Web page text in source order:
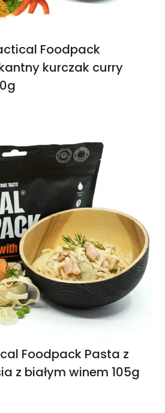
Foodpack
kurczak curry
Foodpack Pasta z
z białym winem 105g